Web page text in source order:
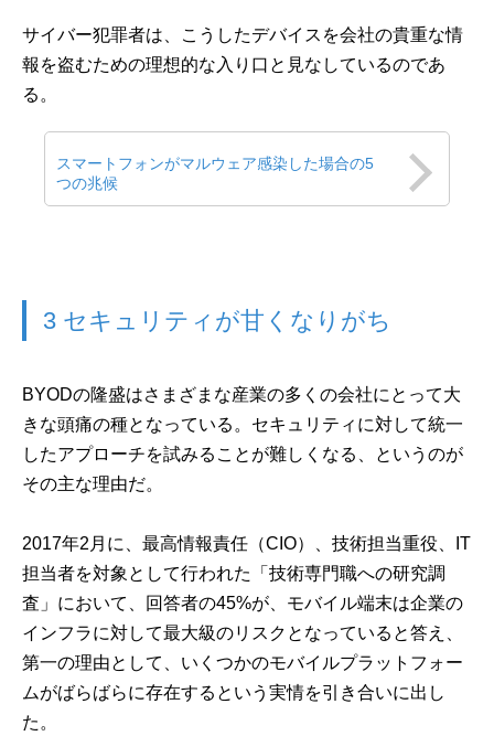
サイバー犯罪者は、こうしたデバイスを会社の貴重な情
報を盗むための理想的な入り口と見なしているのであ
る。
スマートフォンがマルウェア感染した場合の5
つの兆候
3 セキュリティが甘くなりがち
BYODの隆盛はさまざまな産業の多くの会社にとって大
きな頭痛の種となっている。セキュリティに対して統一
したアプローチを試みることが難しくなる、というのが
その主な理由だ。
2017年2月に、最高情報責任（CIO）、技術担当重役、IT
担当者を対象として行われた「技術専門職への研究調
査」において、回答者の45%が、モバイル端末は企業の
インフラに対して最大級のリスクとなっていると答え、
第一の理由として、いくつかのモバイルプラットフォー
ムがばらばらに存在するという実情を引き合いに出し
た。